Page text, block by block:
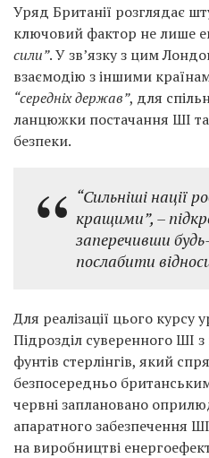
Уряд Британії розглядає
ключовий фактор не лише
сили”. У зв’язку з цим
взаємодію з іншими
“середніх держав”, для
ланцюжки постачання ШІ та
безпеки.
“Сильніші нації
кращими”, –
заперечивши
послабити
Для реалізації цього курсу
Підрозділ суверенного ШІ
фунтів стерлінгів, який
безпосередньо
червні заплановано
апаратного забезпечення
на виробництві